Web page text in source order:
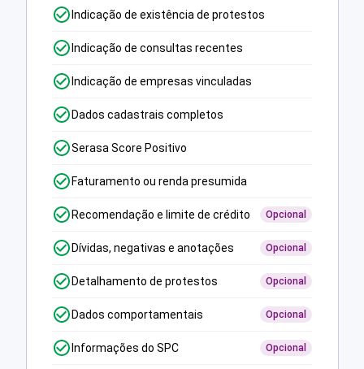
Indicação de existência de protestos
Indicação de consultas recentes
Indicação de empresas vinculadas
Dados cadastrais completos
Serasa Score Positivo
Faturamento ou renda presumida
Recomendação e limite de crédito Opcional
Dívidas, negativas e anotações Opcional
Detalhamento de protestos Opcional
Dados comportamentais Opcional
Informações do SPC Opcional